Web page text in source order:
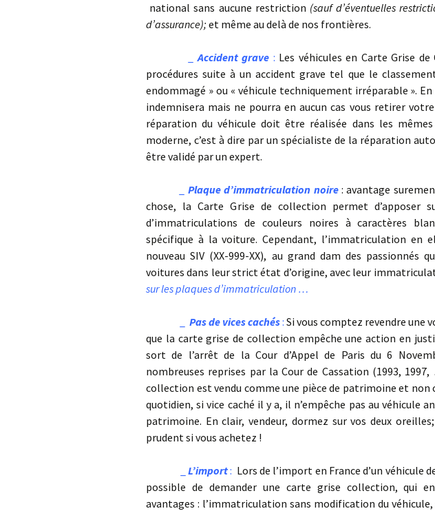
national sans aucune restriction (sauf d’éventuelles
d’assurance); et même au delà de nos frontières.
_Accident grave : Les véhicules en Carte Grise
procédures suite à un accident grave tel que le
endommagé » ou « véhicule techniquement irréparable ».
indemnisera mais ne pourra en aucun cas vous retirer
réparation du véhicule doit être réalisée dans les mêmes
moderne, c’est à dire par un spécialiste de la réparation
être validé par un expert.
Plaque d’immatriculation noire : avantage
chose, la Carte Grise de collection permet d’apposer
d’immatriculations de couleurs noires à caractères
spécifique à la voiture. Cependant, l’immatriculation en
nouveau SIV (XX-999-XX), au grand dam des passionnés
voitures dans leur strict état d’origine, avec leur
sur les plaques d’immatriculation …
Pas de vices cachés: Si vous comptez revendre une
que la carte grise de collection empêche une action en
sort de l’arrêt de la Cour d’Appel de Paris du 6
nombreuses reprises par la Cour de Cassation (1993,
collection est vendu comme une pièce de patrimoine et non
quotidien, si vice caché il y a, il n’empêche pas au véhicule
patrimoine. En clair, vendeur, dormez sur vos deux
prudent si vous achetez !
L’import: Lors de l’import en France d’un véhicule
possible de demander une carte grise collection, qui
avantages : l’immatriculation sans modification du